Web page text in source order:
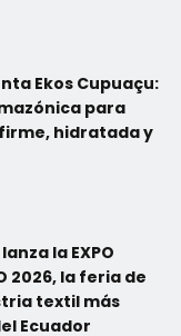
Ekos Cupuaçu:
para
hidratada y
la EXPO
2026, la feria de
textil más
Ecuador